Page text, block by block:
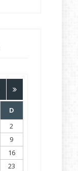
D
2
9
16
23